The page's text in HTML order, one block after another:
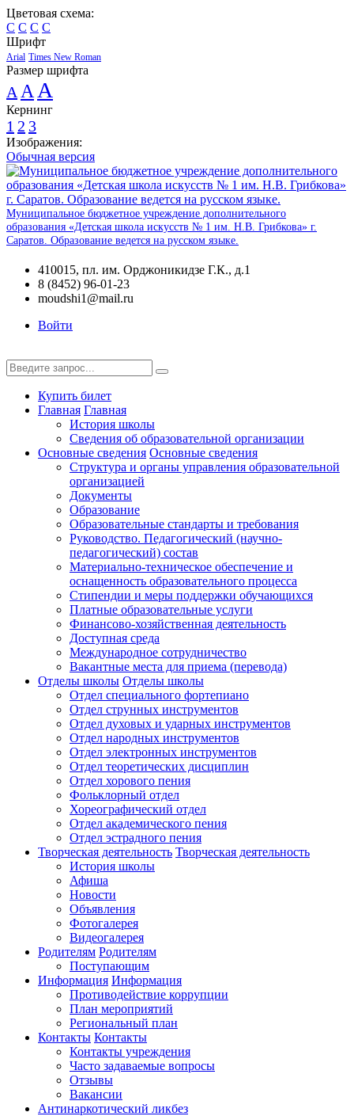
Цветовая схема:
C C C C
Шрифт
Arial Times New Roman
Размер шрифта
A A A
Кернинг
1 2 3
Изображения:
Обычная версия
Муниципальное бюджетное учреждение дополнительного
образования «Детская школа искусств № 1 им. Н.В. Грибкова» г.
Cаратов. Образование ведется на русском языке.
410015, пл. им. Орджоникидзе Г.К., д.1
8 (8452) 96-01-23
moudshi1@mail.ru
Войти
Купить билет
Главная Главная
История школы
Сведения об образовательной организации
Основные сведения Основные сведения
Структура и органы управления образовательной
организацией
Документы
Образование
Образовательные стандарты и требования
Руководство. Педагогический (научно-
педагогический) состав
Материально-техническое обеспечение и
оснащенность образовательного процесса
Стипендии и меры поддержки обучающихся
Платные образовательные услуги
Финансово-хозяйственная деятельность
Доступная среда
Международное сотрудничество
Вакантные места для приема (перевода)
Отделы школы Отделы школы
Отдел специального фортепиано
Отдел струнных инструментов
Отдел духовых и ударных инструментов
Отдел народных инструментов
Отдел электронных инструментов
Отдел теоретических дисциплин
Отдел хорового пения
Фольклорный отдел
Хореографический отдел
Отдел академического пения
Отдел эстрадного пения
Творческая деятельность Творческая деятельность
История школы
Афиша
Новости
Объявления
Фотогалерея
Видеогалерея
Родителям Родителям
Поступающим
Информация Информация
Противодействие коррупции
План мероприятий
Региональный план
Контакты Контакты
Контакты учреждения
Часто задаваемые вопросы
Отзывы
Вакансии
Антинаркотический ликбез